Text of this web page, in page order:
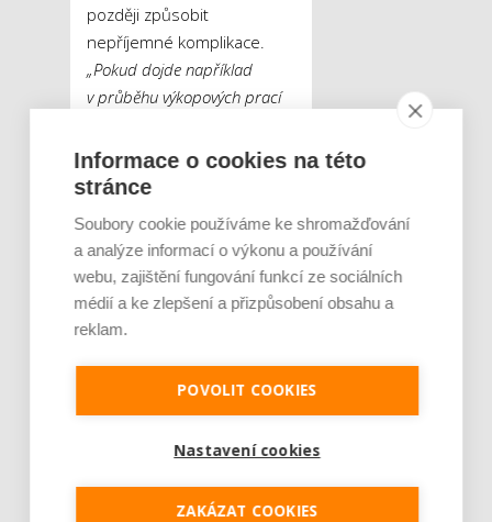
později způsobit
nepříjemné komplikace.
„Pokud dojde například
v průběhu výkopových prací
chybějícím datům
k poškození kanalizace či
případě právě za vlastníkem
technické infrastruktury,“
uzavírá Drahomíra
Zedníčková.
Tweet
Informace o cookies na této
stránce
Soubory cookie používáme ke shromažďování
a analýze informací o výkonu a používání
webu, zajištění fungování funkcí ze sociálních
médií a ke zlepšení a přizpůsobení obsahu a
reklam.
POVOLIT COOKIES
Nastavení cookies
ZAKÁZAT COOKIES